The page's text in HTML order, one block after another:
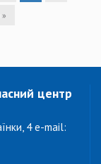
центр
4 e-mail: